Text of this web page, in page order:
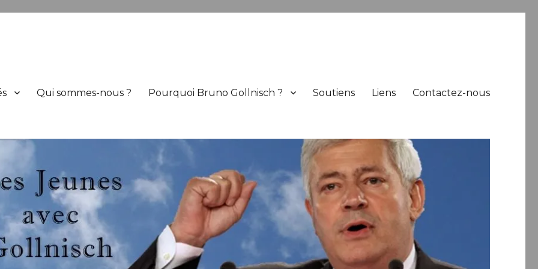
Qui sommes-nous ? Pourquoi Bruno Gollnisch ? Soutiens Liens Contactez-nous